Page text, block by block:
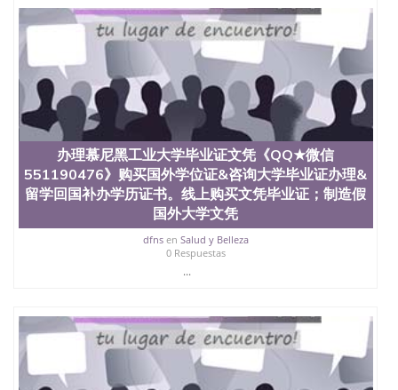
定金下单； 3、公司确认到账转制作点做电子图；
4、电子图做好发给客户确认； 5、电子图确认好转成
品部做成品； 6、成品做好拍照或者视频确认再付余
款； 7、快递给客户（国内顺丰，国外DHL）。 三、
真实网上可查的证明材料 1、教育部学历学位认证，
留服真实存档可查，存档。 2、留学回国人员证明
（使馆认证），使馆网站真实存档可查。 3、留信网
真实可查认证办理，存档可查，终身受用。 四、办理
流程农业科学院、艺术与建筑学院、商学院、交流学
院、地球及物质科学院、教育学院、工程学院、健康
与人类发展学院、信息工程与科学学院、人文学院、
护理学院、科学学院等。学校的教育学院排名在全美
前十名，工学院排名在前十五名，且继续攀升中。纽
约大学为学生们提供本科、硕士及博士学位。学校的
专业课程包括：会计学、MBA、财务、教育、建筑工
程、经济、医学、护理、文学、音乐、生物学、统计
学、美术、电子工程、天文学、农业、环境污染控
理、材料科学、机械工程、航天工程、土木工程、数
学、化学、英语、社会科学、心理学、戏剧、市场营
销、机械工程、计算机科学、物理学、人工智能、商
科、金融专业 1、客户提供相关材料，确定客户办理
信息，给出操作方案； 2、补充毕业证成绩单等相关
办理慕尼黑工业大学毕业证文凭《QQ★微信
551190476》购买国外学位证&咨询大学毕业证办理&
留学回国补办学历证书。线上购买文凭毕业证；制造假
国外大学文凭
dfnsen Salud y Belleza
0 Respuestas
...